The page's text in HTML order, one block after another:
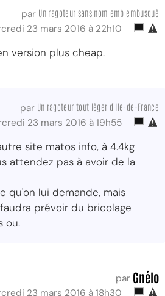
par Un ragoteur sans nom emb embusqué
23 mars 2016 à 22h10
version plus cheap.
par Un ragoteur tout léger d'Ile-de-France
23 mars 2016 à 19h55
site matos info, à 4.4kg
attendez pas à avoir de la
qu'on lui demande, mais
prévoir du bricolage
ou.
par Gnélo
23 mars 2016 à 18h30